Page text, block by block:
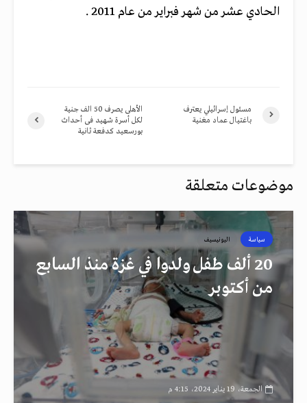
الحادي عشر من شهر فبراير من عام 2011 .
الأهلى يصرف 50 الف جنية
لكل أسرة شهيد فى أحداث
بورسعيد كدفعة ثانية
مسئول إسرائيلي يعترف
باغتيال عماد مغنية
موضوعات متعلقة
سياسة اليونيسيف
20 ألف طفل ولدوا في غزة منذ السابع
من أكتوبر
الجمعة، 19 يناير 2024، 4:15 م